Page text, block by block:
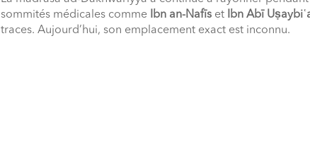
sommités médicales comme
Ibn an-Nafīset Ibn Abī
traces. Aujourd’hui, son emplacement exact est inconnu.